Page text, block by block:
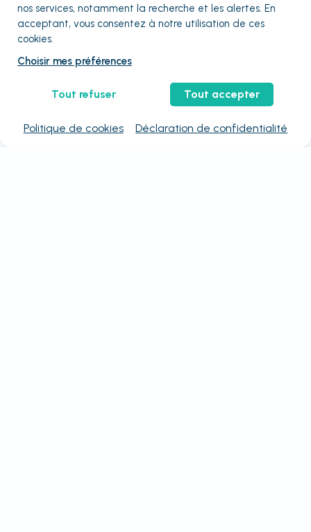
nos services, notamment la recherche et les alertes. En
acceptant, vous consentez à notre utilisation de ces
cookies.
Choisir mes préférences
Tout refuser Tout accepter
Politique de cookies Déclaration de confidentialité